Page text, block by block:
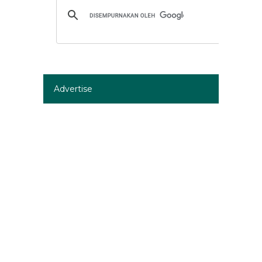
Advertise